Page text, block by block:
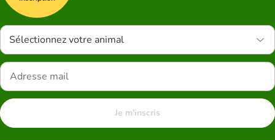
Sélectionnez votre animal
Je m'inscris